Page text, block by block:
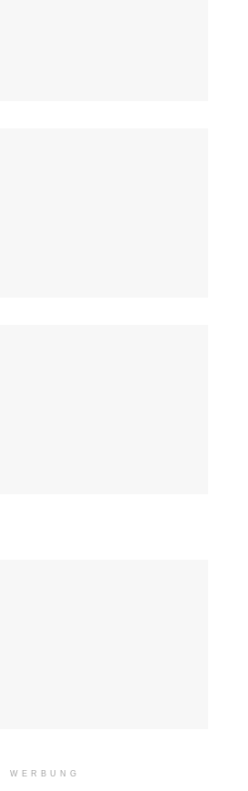
WERBUNG